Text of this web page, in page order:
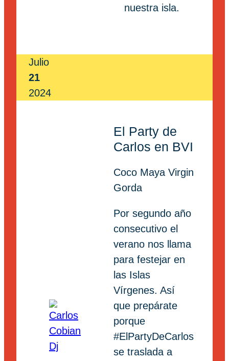
nuestra isla.
Julio
21
2024
El Party de
Carlos en BVI
Coco Maya Virgin
Gorda
Por segundo año
consecutivo el
verano nos llama
para festejar en
las Islas
Vírgenes. Así
que prepárate
porque
#ElPartyDeCarlos
se traslada a